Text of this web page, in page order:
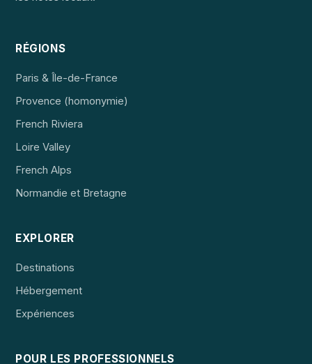
RÉGIONS
Paris & Île-de-France
Provence (homonymie)
French Riviera
Loire Valley
French Alps
Normandie et Bretagne
EXPLORER
Destinations
Hébergement
Expériences
POUR LES PROFESSIONNELS